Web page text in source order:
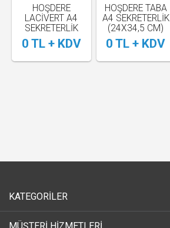
HOŞDERE
LACİVERT A4
SEKRETERLİK
(24X34,5 CM)
0 TL + KDV
HOŞDERE TABA
A4 SEKRETERLİK
(24X34,5 CM)
0 TL + KDV
KATEGORİLER